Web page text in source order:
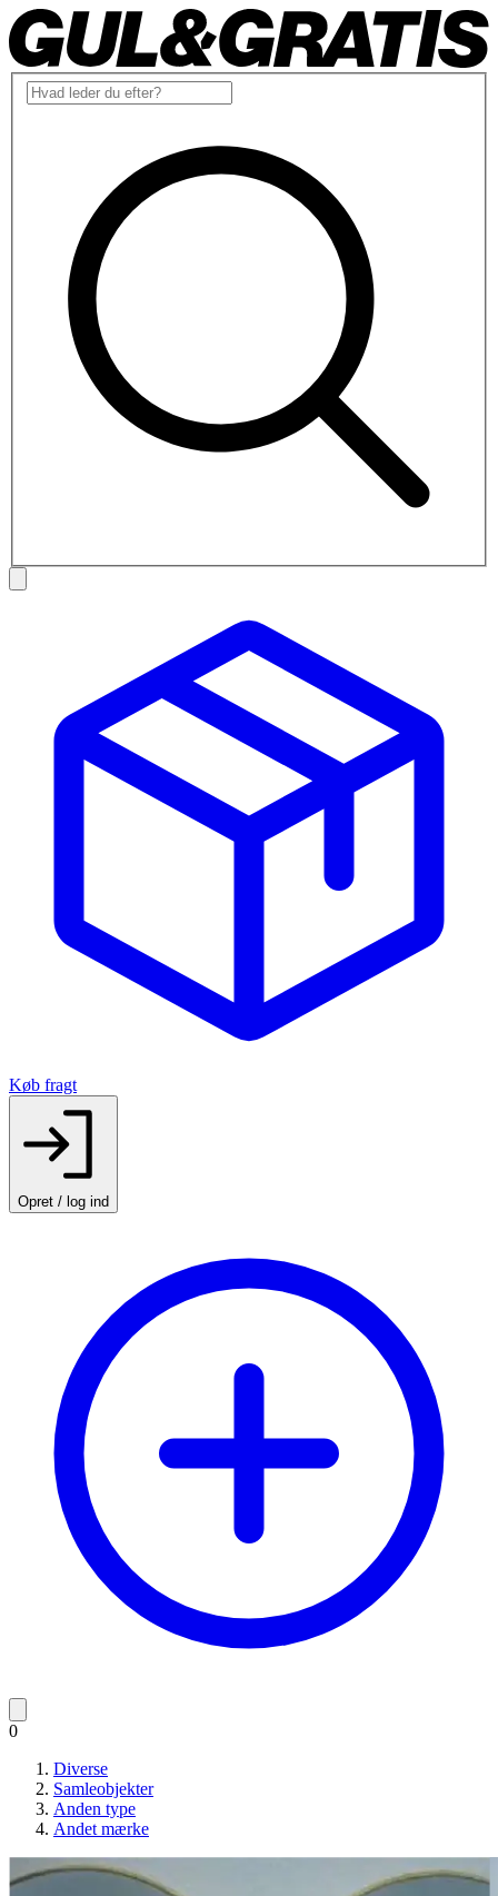
Køb fragt
Opret / log ind
0
Diverse
Samleobjekter
Anden type
Andet mærke